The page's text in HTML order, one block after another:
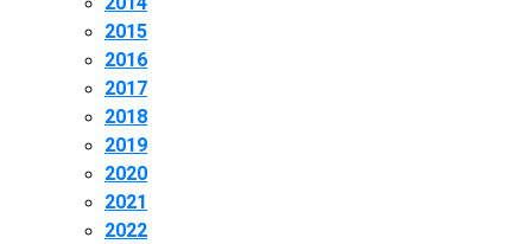
2015
2016
2017
2018
2019
2020
2021
2022